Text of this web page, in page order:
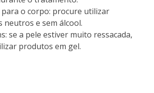
o corpo: procure utilizar
neutros e sem álcool.
se a pele estiver muito ressacada,
produtos em gel.